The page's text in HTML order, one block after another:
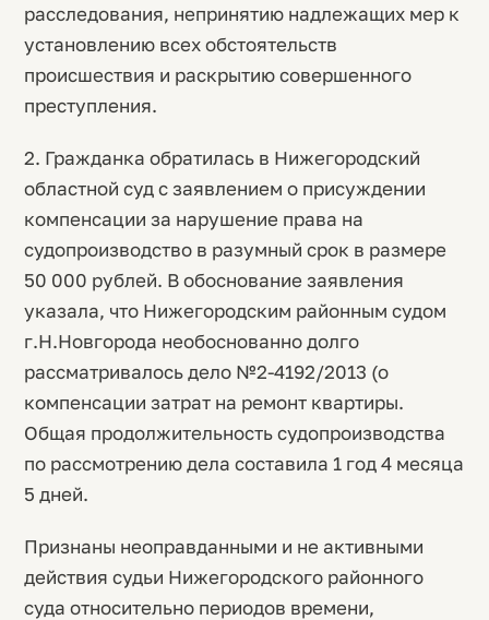
расследования, непринятию надлежащих мер к
установлению всех обстоятельств
происшествия и раскрытию совершенного
преступления.
2. Гражданка обратилась в Нижегородский
областной суд с заявлением о присуждении
компенсации за нарушение права на
судопроизводство в разумный срок в размере
50 000 рублей. В обоснование заявления
указала, что Нижегородским районным судом
г.Н.Новгорода необоснованно долго
рассматривалось дело №2-4192/2013 (о
компенсации затрат на ремонт квартиры.
Общая продолжительность судопроизводства
по рассмотрению дела составила 1 год 4 месяца
5 дней.
Признаны неоправданными и не активными
действия судьи Нижегородского районного
суда относительно периодов времени,